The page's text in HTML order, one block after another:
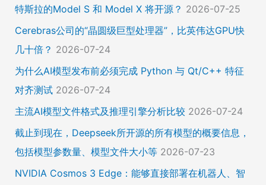
特斯拉的Model S 和 Model X 将开源？ 2026-07-25
Cerebras公司的“晶圆级巨型处理器”，比英伟达GPU快
几十倍？ 2026-07-24
为什么AI模型发布前必须完成 Python 与 Qt/C++ 特征
对齐测试 2026-07-24
主流AI模型文件格式及推理引擎分析比较 2026-07-24
截止到现在，Deepseek所开源的所有模型的概要信息，
包括模型参数量、模型文件大小等 2026-07-23
NVIDIA Cosmos 3 Edge：能够直接部署在机器人、智